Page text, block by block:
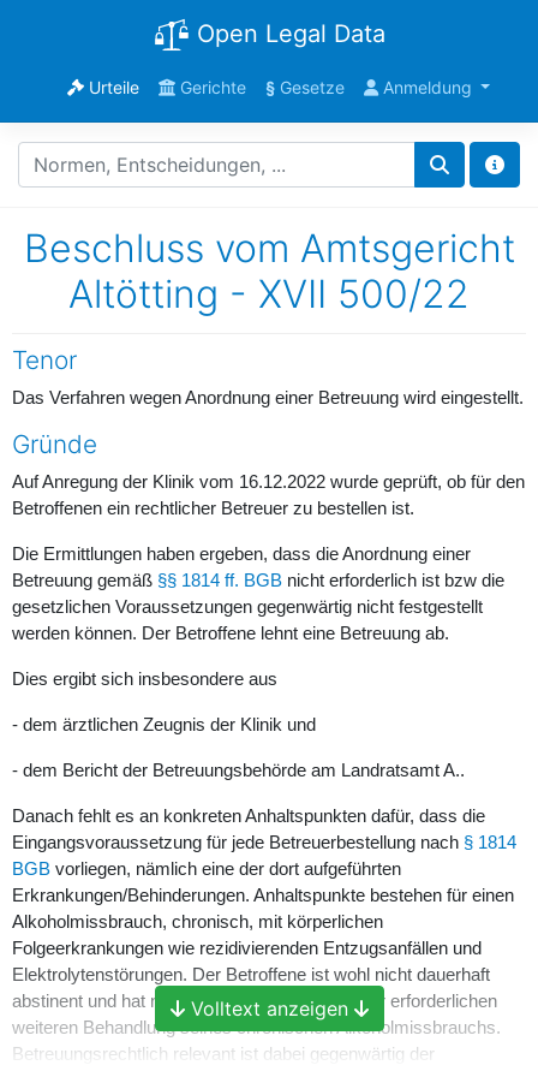
Open Legal Data
Urteile Gerichte §Gesetze Anmeldung
Beschluss vom Amtsgericht
Altötting - XVII 500/22
Tenor
Das Verfahren wegen Anordnung einer Betreuung wird eingestellt.
Gründe
Auf Anregung der Klinik vom 16.12.2022 wurde geprüft, ob für den
Betroffenen ein rechtlicher Betreuer zu bestellen ist.
Die Ermittlungen haben ergeben, dass die Anordnung einer
Betreuung gemäß §§ 1814 ff. BGB nicht erforderlich ist bzw die
gesetzlichen Voraussetzungen gegenwärtig nicht festgestellt
werden können. Der Betroffene lehnt eine Betreuung ab.
Dies ergibt sich insbesondere aus
- dem ärztlichen Zeugnis der Klinik und
- dem Bericht der Betreuungsbehörde am Landratsamt A..
Danach fehlt es an konkreten Anhaltspunkten dafür, dass die
Eingangsvoraussetzung für jede Betreuerbestellung nach § 1814
BGB vorliegen, nämlich eine der dort aufgeführten
Erkrankungen/Behinderungen. Anhaltspunkte bestehen für einen
Alkoholmissbrauch, chronisch, mit körperlichen
Folgeerkrankungen wie rezidivierenden Entzugsanfällen und
Elektrolytenstörungen. Der Betroffene ist wohl nicht dauerhaft
abstinent und hat nicht den konkreten Willen zur erforderlichen
weiteren Behandlung seines chronischen Alkoholmissbrauchs.
Betreuungsrechtlich relevant ist dabei gegenwärtig der
Volltext anzeigen